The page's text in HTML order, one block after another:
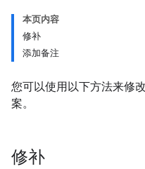
本页内容
修补
添加备注
您可以使用以下方法来修
案。
修补